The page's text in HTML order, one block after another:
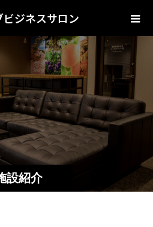
ジネスサロン
設紹介